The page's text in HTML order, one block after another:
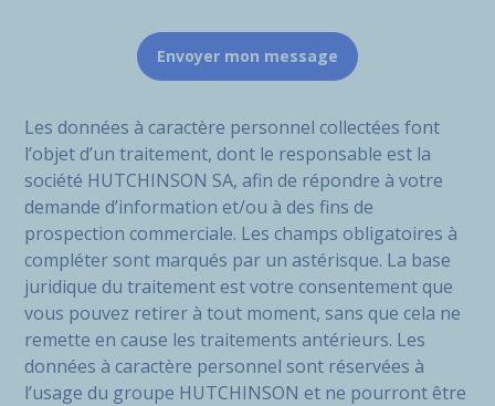
Les données à caractère personnel collectées font
l’objet d’un traitement, dont le responsable est la
société HUTCHINSON SA, afin de répondre à votre
demande d’information et/ou à des fins de
prospection commerciale. Les champs obligatoires à
compléter sont marqués par un astérisque. La base
juridique du traitement est votre consentement que
vous pouvez retirer à tout moment, sans que cela ne
remette en cause les traitements antérieurs. Les
données à caractère personnel sont réservées à
l’usage du groupe HUTCHINSON et ne pourront être